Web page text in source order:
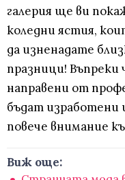
галерия ще ви
коледни ястия,
да изненадате
празници! Въпреки
направени от
бъдат изработени
повече внимание
Виж още: